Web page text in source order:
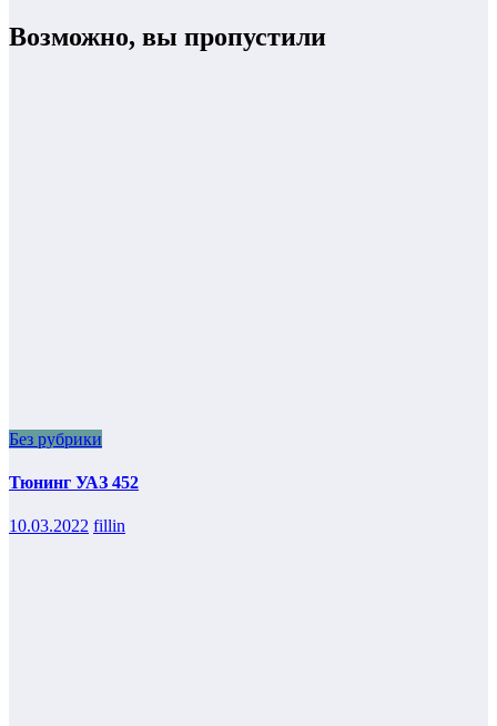
Возможно, вы пропустили
Без рубрики
Тюнинг УАЗ 452
10.03.2022 fillin